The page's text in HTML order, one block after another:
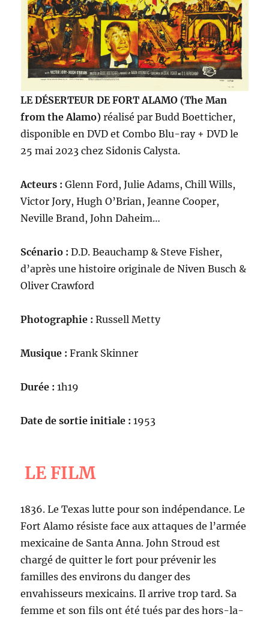
LE DÉSERTEUR DE FORT ALAMO (The Man
from the Alamo) réalisé par Budd Boetticher,
disponible en DVD et Combo Blu-ray + DVD le
25 mai 2023 chez Sidonis Calysta.
Acteurs : Glenn Ford, Julie Adams, Chill Wills,
Victor Jory, Hugh O’Brian, Jeanne Cooper,
Neville Brand, John Daheim…
Scénario :D.D. Beauchamp & Steve Fisher,
d’après une histoire originale de Niven Busch &
Oliver Crawford
Photographie : Russell Metty
Musique :Frank Skinner
Durée : 1h19
Date de sortie initiale : 1953
LE FILM
1836. Le Texas lutte pour son indépendance. Le
Fort Alamo résiste face aux attaques de l’armée
mexicaine de Santa Anna. John Stroud est
chargé de quitter le fort pour prévenir les
familles des environs du danger des
envahisseurs mexicains. Il arrive trop tard. Sa
femme et son fils ont été tués par des hors-la-